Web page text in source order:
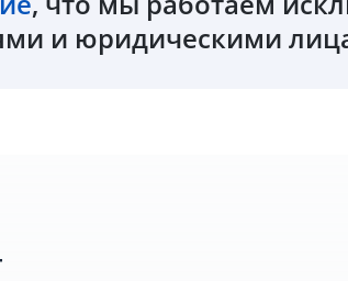
и юридическими